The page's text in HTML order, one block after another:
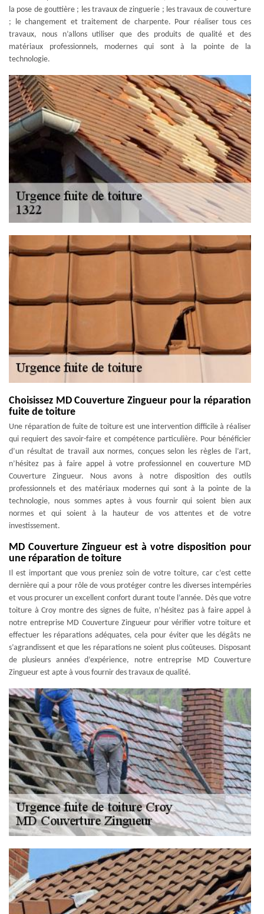
la pose de gouttière ; les travaux de zinguerie ; les travaux de couverture
; le changement et traitement de charpente. Pour réaliser tous ces
travaux, nous n’allons utiliser que des produits de qualité et des
matériaux professionnels, modernes qui sont à la pointe de la
technologie.
Choisissez MD Couverture Zingueur pour la réparation
fuite de toiture
Une réparation de fuite de toiture est une intervention difficile à réaliser
qui requiert des savoir-faire et compétence particulière. Pour bénéficier
d’un résultat de travail aux normes, conçues selon les règles de l’art,
n’hésitez pas à faire appel à votre professionnel en couverture MD
Couverture Zingueur. Nous avons à notre disposition des outils
professionnels et des matériaux modernes qui sont à la pointe de la
technologie, nous sommes aptes à vous fournir qui soient bien aux
normes et qui soient à la hauteur de vos attentes et de votre
investissement.
MD Couverture Zingueur est à votre disposition pour
une réparation de toiture
Il est important que vous preniez soin de votre toiture, car c’est cette
dernière qui a pour rôle de vous protéger contre les diverses intempéries
et vous procurer un excellent confort durant toute l’année. Dès que votre
toiture à Croy montre des signes de fuite, n’hésitez pas à faire appel à
notre entreprise MD Couverture Zingueur pour vérifier votre toiture et
effectuer les réparations adéquates, cela pour éviter que les dégâts ne
s’agrandissent et que les réparations ne soient plus coûteuses. Disposant
de plusieurs années d’expérience, notre entreprise MD Couverture
Zingueur est apte à vous fournir des travaux de qualité.